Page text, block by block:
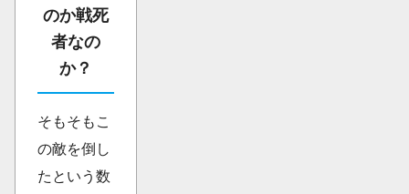
のか戦死
者なの
か？
そもそもこ
の敵を倒し
たという数